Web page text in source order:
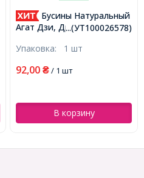
...(УТ100026578)
Бусины Натуральный
Агат Дзи, Дракон,
Термоокрашенные, 28.5-
1.5-3мм, (УТ100026578)
Упаковка: 1 шт
92,00 ₴/ 1 шт
В корзину